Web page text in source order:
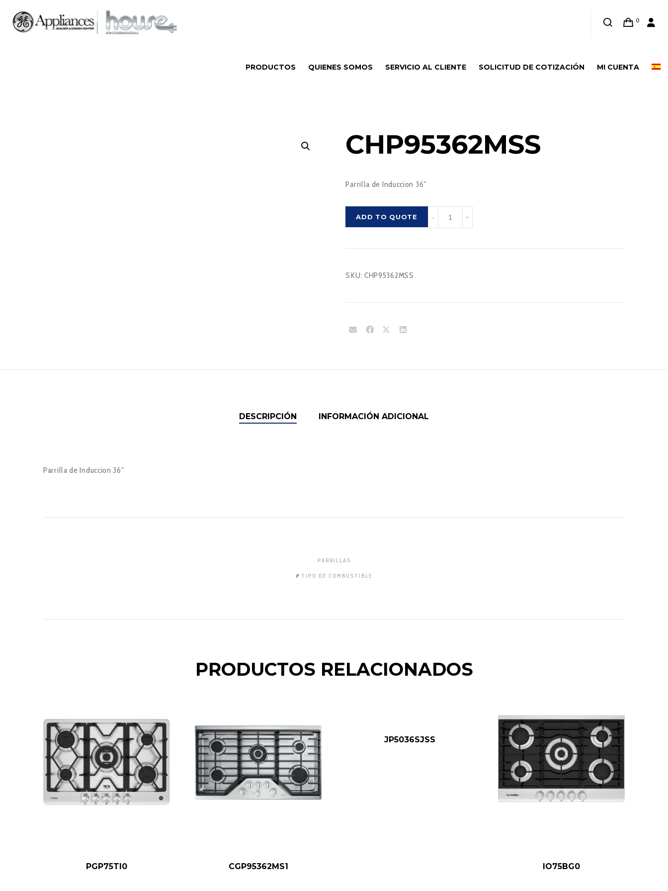
0
PRODUCTOS QUIENES SOMOS SERVICIO AL CLIENTE SOLICITUD DE COTIZACIÓN MI CUENTA
CHP95362MSS
Parrilla de Induccion 36″
ADD TO QUOTE
cantidad
- +
SKU: CHP95362MSS
DESCRIPCIÓN INFORMACIÓN ADICIONAL
Parrilla de Induccion 36″
PARRILLAS
TIPO DE COMBUSTIBLE
PRODUCTOS RELACIONADOS
PGP75TI0 CGP95362MS1
JP5036SJSS
IO75BG0